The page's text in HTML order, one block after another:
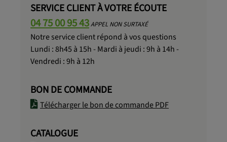
SERVICE CLIENT À VOTRE ÉCOUTE
04 75 00 95 43APPEL NON SURTAXÉ
Notre service client répond à vos questions
Lundi : 8h45 à 15h - Mardi à jeudi : 9h à 14h -
Vendredi : 9h à 12h
BON DE COMMANDE
Télécharger le bon de commande PDF
CATALOGUE